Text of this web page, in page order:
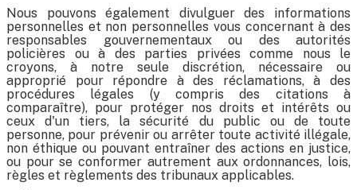
Nous pouvons également divulguer des informations
personnelles et non personnelles vous concernant à des
responsables gouvernementaux ou des autorités
policières ou à des parties privées comme nous le
croyons, à notre seule discrétion, nécessaire ou
approprié pour répondre à des réclamations, à des
procédures légales (y compris des citations à
comparaître), pour protéger nos droits et intérêts ou
ceux d'un tiers, la sécurité du public ou de toute
personne, pour prévenir ou arrêter toute activité illégale,
non éthique ou pouvant entraîner des actions en justice,
ou pour se conformer autrement aux ordonnances, lois,
règles et règlements des tribunaux applicables.